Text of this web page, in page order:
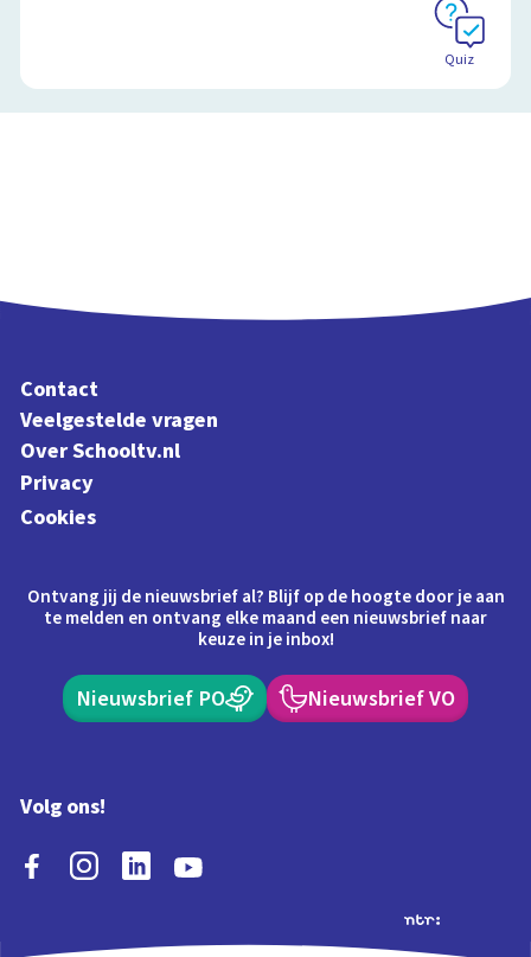
Quiz
Contact
Veelgestelde vragen
Over Schooltv.nl
Privacy
Cookies
Ontvang jij de nieuwsbrief al? Blijf op de hoogte door je aan
te melden en ontvang elke maand een nieuwsbrief naar
keuze in je inbox!
Nieuwsbrief PO Nieuwsbrief VO
Volg ons!